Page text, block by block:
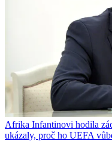
Afrika Infantinovi hodila
ukázaly, proč ho UEFA